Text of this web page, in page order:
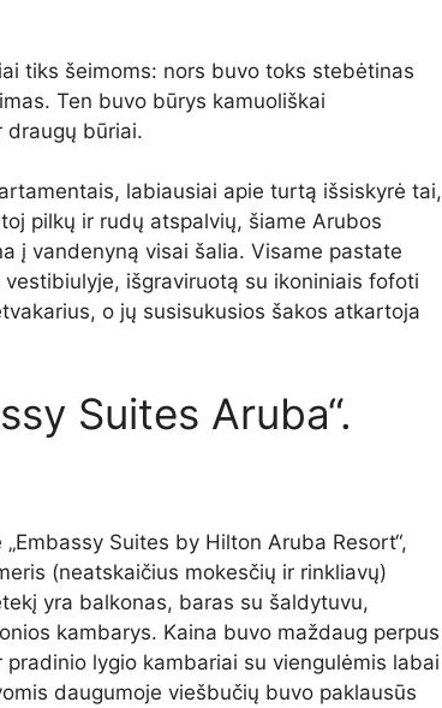
tiks šeimoms: nors buvo toks stebėtinas
Ten buvo būrys kamuoliškai
draugų būriai.
labiausiai apie turtą išsiskyrė tai,
pilkų ir rudų atspalvių, šiame Arubos
į vandenyną visai šalia. Visame pastate
išgraviruotą su ikoniniais fofoti
o jų susisukusios šakos atkartoja
Suites Aruba“.
Suites by Hilton Aruba Resort“,
(neatskaičius mokesčių ir rinkliavų)
yra balkonas, baras su šaldytuvu,
kambarys. Kaina buvo maždaug perpus
lygio kambariai su viengulėmis labai
daugumoje viešbučių buvo paklausūs